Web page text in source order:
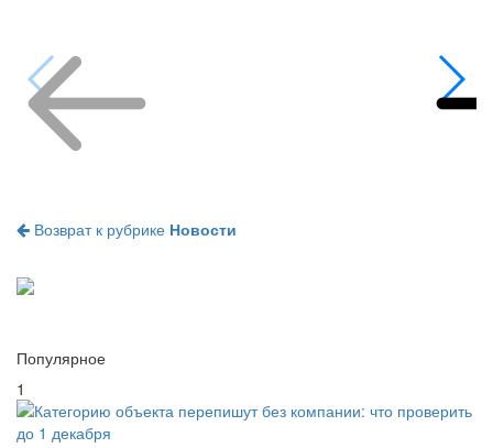
Возврат к рубрике Новости
Популярное
1